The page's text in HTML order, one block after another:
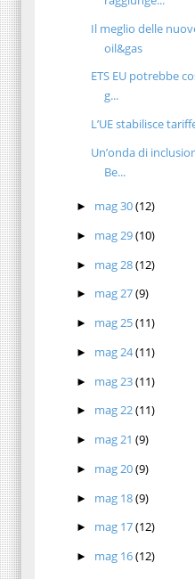
Il meglio delle
oil&gas
ETS EU potrebbe
g...
L’UE stabilisce
Un’onda di
Be...
► mag 30(12)
► mag 29(10)
► mag 28(12)
► mag 27(9)
► mag 25(11)
► mag 24(11)
► mag 23(11)
► mag 22(11)
► mag 21(9)
► mag 20(9)
► mag 18(9)
► mag 17(12)
► mag 16(12)